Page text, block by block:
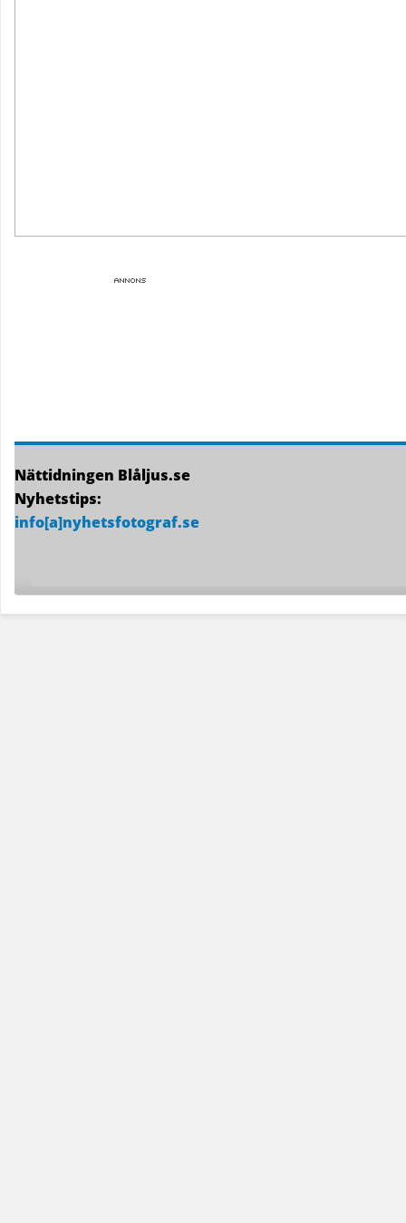
Nättidningen Blåljus.se
Nyhetstips:
info[a]nyhetsfotograf.se